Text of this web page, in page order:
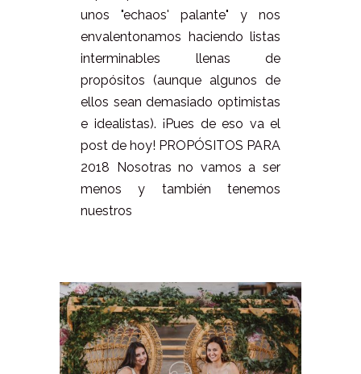
unos "echaos' palante" y nos
envalentonamos haciendo listas
interminables llenas de
propósitos (aunque algunos de
ellos sean demasiado optimistas
e idealistas). ¡Pues de eso va el
post de hoy! PROPÓSITOS PARA
2018 Nosotras no vamos a ser
menos y también tenemos
nuestros